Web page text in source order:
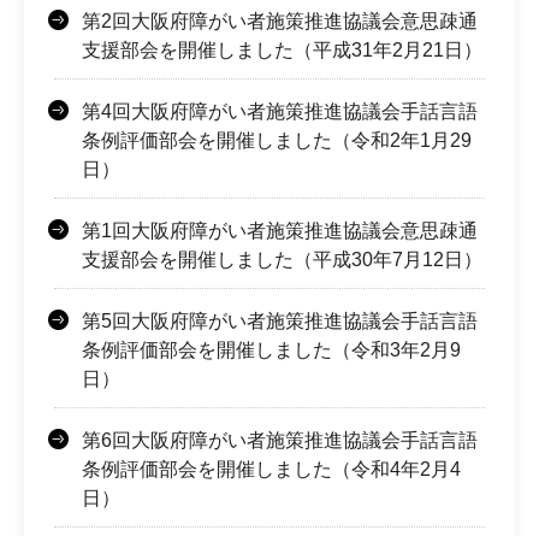
第2回大阪府障がい者施策推進協議会意思疎通
支援部会を開催しました（平成31年2月21日）
第4回大阪府障がい者施策推進協議会手話言語
条例評価部会を開催しました（令和2年1月29
日）
第1回大阪府障がい者施策推進協議会意思疎通
支援部会を開催しました（平成30年7月12日）
第5回大阪府障がい者施策推進協議会手話言語
条例評価部会を開催しました（令和3年2月9
日）
第6回大阪府障がい者施策推進協議会手話言語
条例評価部会を開催しました（令和4年2月4
日）